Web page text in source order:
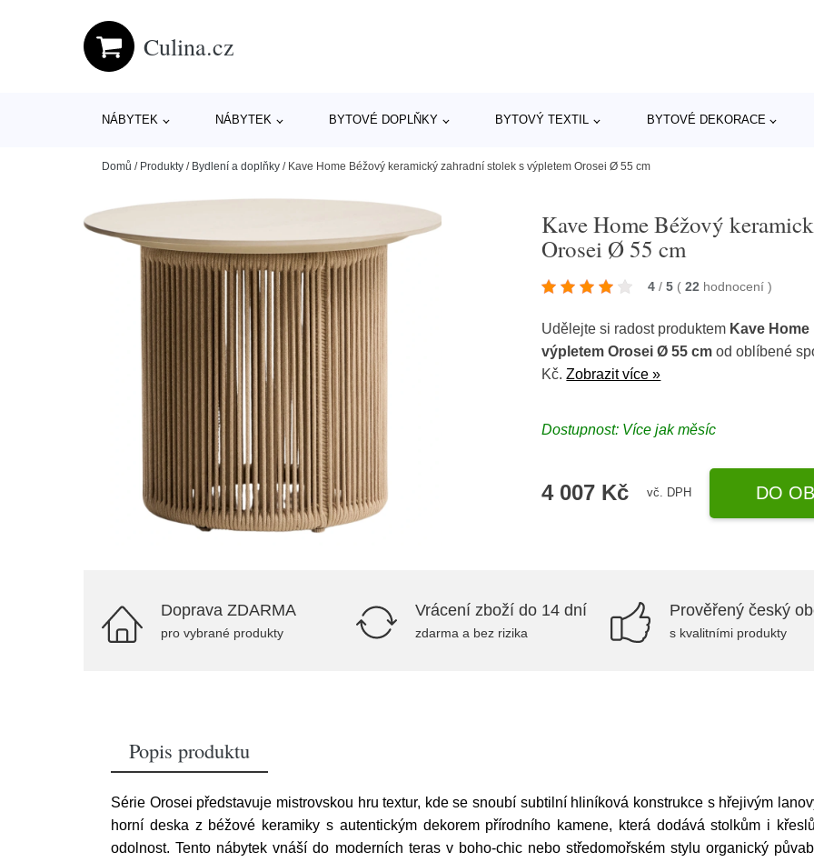
Culina.cz
NÁBYTEK NÁBYTEK BYTOVÉ DOPLŇKY BYTOVÝ TEXTIL BYTOVÉ DEKORACE
Domů / Produkty / Bydlení a doplňky / Kave Home Béžový keramický zahradní stolek s výpletem Orosei Ø 55 cm
Kave Home Béžový
Orosei Ø 55 cm
4 / 5 ( 22 hodnocení)
Udělejte si radost produktem Kave
výpletem Orosei Ø 55 cm od oblíbené
Kč.Zobrazit více »
Dostupnost: Více jak měsíc
4 007 Kč vč. DPH DO
Doprava ZDARMA
pro vybrané produkty
Vrácení zboží do 14 dní
zdarma a bez rizika
Prověřený český
s kvalitními produkty
Popis produktu
Série Orosei představuje mistrovskou hru textur, kde se snoubí subtilní hliníková konstrukce s hřejivým
horní deska z béžové keramiky s autentickým dekorem přírodního kamene, která dodává stolkům i
odolnost. Tento nábytek vnáší do moderních teras v boho-chic nebo středomořském stylu organický